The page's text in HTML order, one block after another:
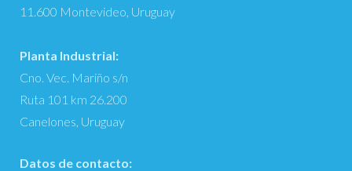
11.600 Montevideo, Uruguay
Planta Industrial:
Cno. Vec. Mariño s/n
Ruta 101 km 26.200
Canelones, Uruguay
Datos de contacto: